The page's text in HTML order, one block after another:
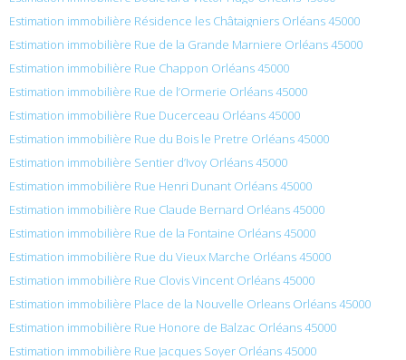
Estimation immobilière Résidence les Châtaigniers Orléans 45000
Estimation immobilière Rue de la Grande Marniere Orléans 45000
Estimation immobilière Rue Chappon Orléans 45000
Estimation immobilière Rue de l’Ormerie Orléans 45000
Estimation immobilière Rue Ducerceau Orléans 45000
Estimation immobilière Rue du Bois le Pretre Orléans 45000
Estimation immobilière Sentier d’Ivoy Orléans 45000
Estimation immobilière Rue Henri Dunant Orléans 45000
Estimation immobilière Rue Claude Bernard Orléans 45000
Estimation immobilière Rue de la Fontaine Orléans 45000
Estimation immobilière Rue du Vieux Marche Orléans 45000
Estimation immobilière Rue Clovis Vincent Orléans 45000
Estimation immobilière Place de la Nouvelle Orleans Orléans 45000
Estimation immobilière Rue Honore de Balzac Orléans 45000
Estimation immobilière Rue Jacques Soyer Orléans 45000